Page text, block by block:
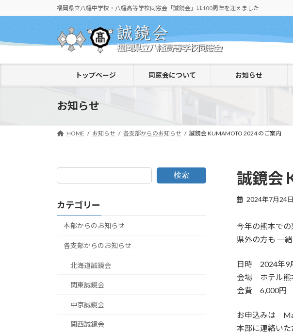
ン
ン
へ
ビ
ー
ョ
福岡県立八幡中学校・八幡高等学校同窓会「誠鏡会」は100周年を迎えました
トップページ 同窓会について お知らせ
お知らせ
HOME お知らせ 各支部からのお知らせ 誠鏡会 KUMAMOTO 2024 のご案内
誠鏡会
2024年7月24日
今年の熊本での
県外の方も 一
日時 2024年9
会場 ホテル熊
会費 6,000円
お申込みは
本部に連絡いた
検索
カテゴリー
本部からのお知らせ
各支部からのお知らせ
北海道誠鏡会
関東誠鏡会
中京誠鏡会
関西誠鏡会